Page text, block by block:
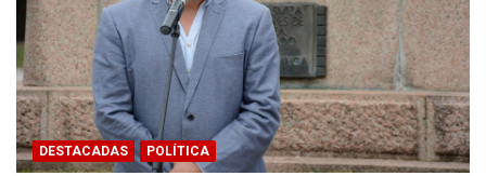
DESTACADAS POLÍTICA